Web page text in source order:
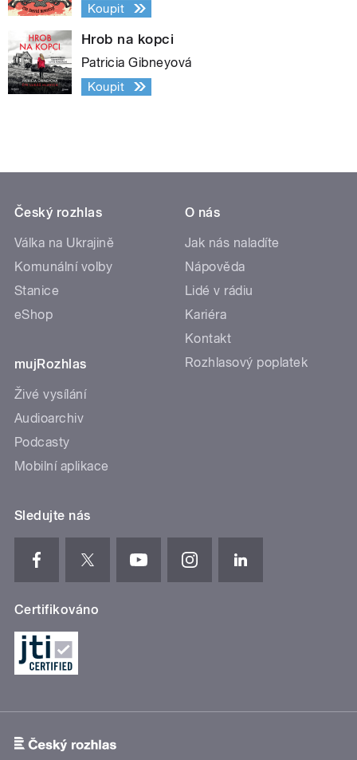
Koupit
Hrob na kopci
Patricia Gibneyová
Koupit
Český rozhlas
Válka na Ukrajině
Komunální volby
Stanice
eShop
mujRozhlas
Živé vysílání
Audioarchiv
Podcasty
Mobilní aplikace
O nás
Jak nás naladíte
Nápověda
Lidé v rádiu
Kariéra
Kontakt
Rozhlasový poplatek
Sledujte nás
Certifikováno